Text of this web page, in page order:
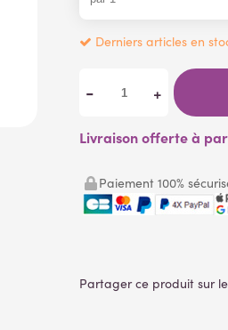
Derniers articles en
- +
Livraison offerte à
Paiement 100%